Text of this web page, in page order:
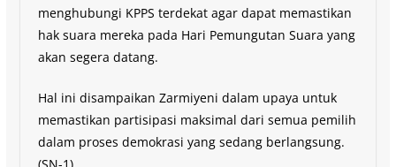
menghubungi KPPS terdekat agar dapat memastikan
hak suara mereka pada Hari Pemungutan Suara yang
akan segera datang.
Hal ini disampaikan Zarmiyeni dalam upaya untuk
memastikan partisipasi maksimal dari semua pemilih
dalam proses demokrasi yang sedang berlangsung.